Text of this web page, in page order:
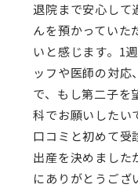
退院まで安心して
んを預かっていた
いと感じます。1
ッフや医師の対応
で、もし第二子を
科でお願いしたい
口コミと初めて受
出産を決めました
にありがとうござ